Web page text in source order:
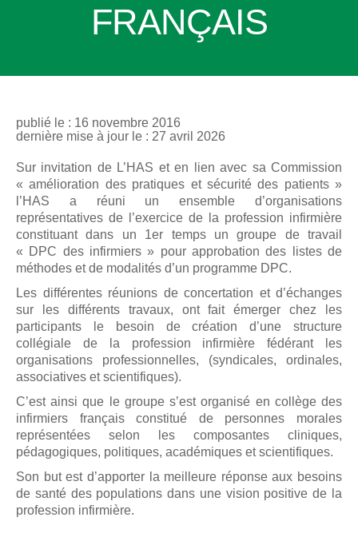
FRANÇAIS
publié le : 16 novembre 2016
dernière mise à jour le : 27 avril 2026
Sur invitation de L’HAS et en lien avec sa Commission
« amélioration des pratiques et sécurité des patients »
l’HAS a réuni un ensemble d’organisations
représentatives de l’exercice de la profession infirmière
constituant dans un 1er temps un groupe de travail
« DPC des infirmiers » pour approbation des listes de
méthodes et de modalités d’un programme DPC.
Les différentes réunions de concertation et d’échanges
sur les différents travaux, ont fait émerger chez les
participants le besoin de création d’une structure
collégiale de la profession infirmière fédérant les
organisations professionnelles, (syndicales, ordinales,
associatives et scientifiques).
C’est ainsi que le groupe s’est organisé en collège des
infirmiers français constitué de personnes morales
représentées selon les composantes cliniques,
pédagogiques, politiques, académiques et scientifiques.
Son but est d’apporter la meilleure réponse aux besoins
de santé des populations dans une vision positive de la
profession infirmière.